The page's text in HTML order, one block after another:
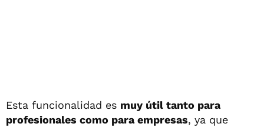
Esta funcionalidad es muy útil tanto para
profesionales como para empresas, ya que